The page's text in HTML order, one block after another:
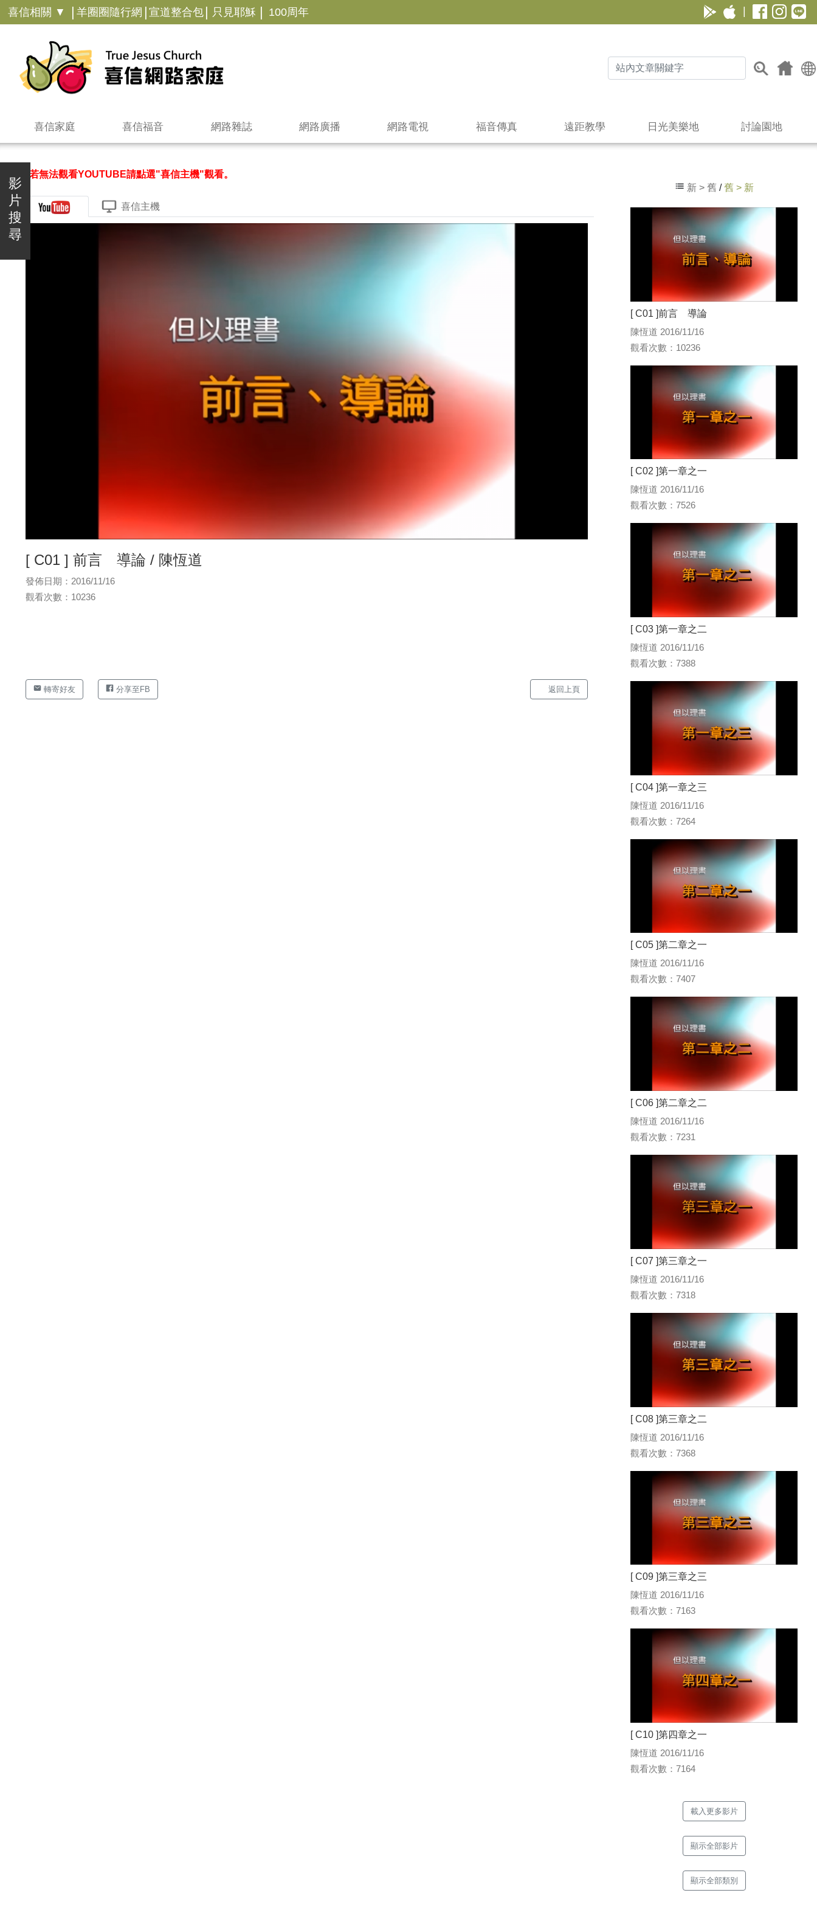
喜信相關 ▼ | 羊圈圈隨行網 | 宣道整合包 | 只見耶穌 | 100周年
喜信家庭 喜信福音 網路雜誌 網路廣播 網路電視 福音傳真 遠距教學 日光美樂地 討論園地
影
片
搜
尋
＊若無法觀看YOUTUBE請點選"喜信主機"觀看。
喜信主機
[ C01 ] 前言 導論 / 陳恆道
發佈日期：2016/11/16
觀看次數：10236
轉寄好友 分享至FB 返回上頁
新 > 舊/舊 > 新
[ C01 ]前言 導論
陳恆道 2016/11/16
觀看次數：10236
[ C02 ]第一章之一
陳恆道 2016/11/16
觀看次數：7526
[ C03 ]第一章之二
陳恆道 2016/11/16
觀看次數：7388
[ C04 ]第一章之三
陳恆道 2016/11/16
觀看次數：7264
[ C05 ]第二章之一
陳恆道 2016/11/16
觀看次數：7407
[ C06 ]第二章之二
陳恆道 2016/11/16
觀看次數：7231
[ C07 ]第三章之一
陳恆道 2016/11/16
觀看次數：7318
[ C08 ]第三章之二
陳恆道 2016/11/16
觀看次數：7368
[ C09 ]第三章之三
陳恆道 2016/11/16
觀看次數：7163
[ C10 ]第四章之一
陳恆道 2016/11/16
觀看次數：7164
載入更多影片
顯示全部影片
顯示全部類別